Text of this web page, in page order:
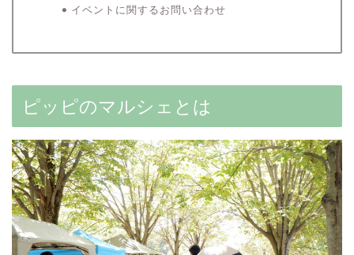
イベントに関するお問い合わせ
ピッピのマルシェとは